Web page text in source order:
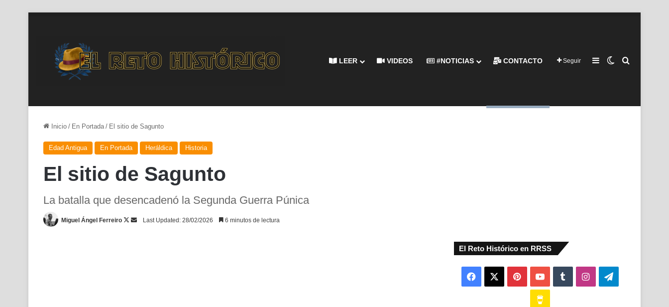
LEER VIDEOS #NOTICIAS CONTACTO Seguir Barra lateral
Switch skin
Inicio / En Portada / El sitio de Sagunto
Edad Antigua En Portada Heráldica Historia
El sitio de Sagunto
La batalla que desencadenó la Segunda Guerra Púnica
Miguel Ángel Ferreiro
Follow
SendLast Updated: 28/02/2026 6 minutos de lectura
El Reto Histórico en RRSS
Facebook PinterestYouTubeTumblrInstagramTelegram